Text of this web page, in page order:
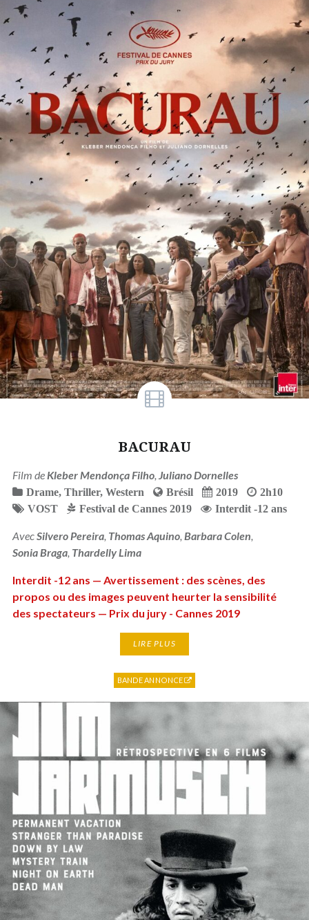
BACURAU
Film deKleber Mendonça Filho, Juliano Dornelles
Drame, Thriller, Western Brésil 2019
2h10
VOST
Festival de Cannes 2019 Interdit -12 ans
AvecSilvero Pereira, Thomas Aquino, Barbara Colen,
Sonia Braga, Thardelly Lima
Interdit -12 ans — Avertissement : des scènes, des
propos ou des images peuvent heurter la sensibilité
des spectateurs — Prix du jury - Cannes 2019
LIRE PLUS
BANDE ANNONCE